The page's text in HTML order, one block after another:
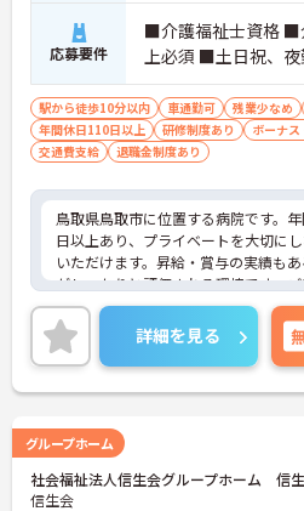
応募要件
■介護福祉士資格 ■
上必須 ■土日祝、
駅から徒歩10分以内 車通勤可 残業少なめ
年間休日110日以上
研修制度あり ボーナス
交通費支給
退職金制度あり
鳥取県鳥取市に位置する病院です。
日以上あり、プライベートを大切に
いただけます。昇給・賞与の実績も
がしっかりと評価される環境です。
の方はお気軽にお問い合わせくださ
詳細を見る
グループホーム
社会福祉法人信生会グループホーム 信
信生会